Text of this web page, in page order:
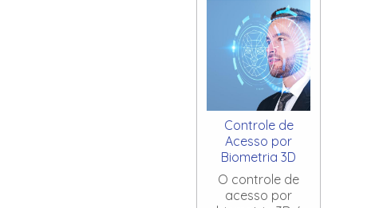
Controle de
Acesso por
Biometria 3D
O controle de
acesso por